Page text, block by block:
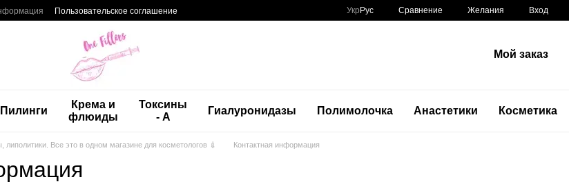
Пользовательское соглашение Укр Рус Сравнение Желания Вход
Мой заказ
Пилинги
Крема и
флюиды
Токсины
- А
Гиалуронидазы Полимолочка Анастетики Косметика
Все это в одном магазине для косметологов 💉 Контактная информация